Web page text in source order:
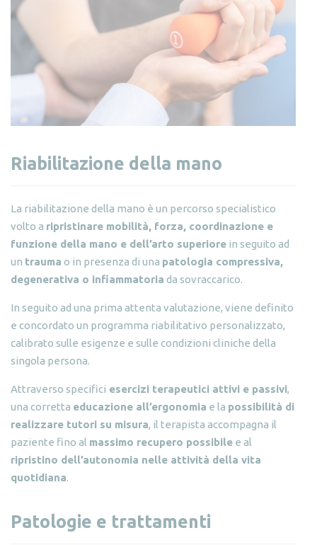
Riabilitazione della mano
La riabilitazione della mano è un percorso specialistico
volto a ripristinare mobilità, forza, coordinazione e
funzione della mano e dell’arto superiore in seguito ad
un trauma o in presenza di una patologia compressiva,
degenerativa o infiammatoria da sovraccarico.
In seguito ad una prima attenta valutazione, viene definito
e concordato un programma riabilitativo personalizzato,
calibrato sulle esigenze e sulle condizioni cliniche della
singola persona.
Attraverso specifici esercizi terapeutici attivi e passivi,
una corretta educazione all’ergonomia e la possibilità di
realizzare tutori su misura, il terapista accompagna il
paziente fino al massimo recupero possibile e al
ripristino dell’autonomia nelle attività della vita
quotidiana.
Patologie e trattamenti